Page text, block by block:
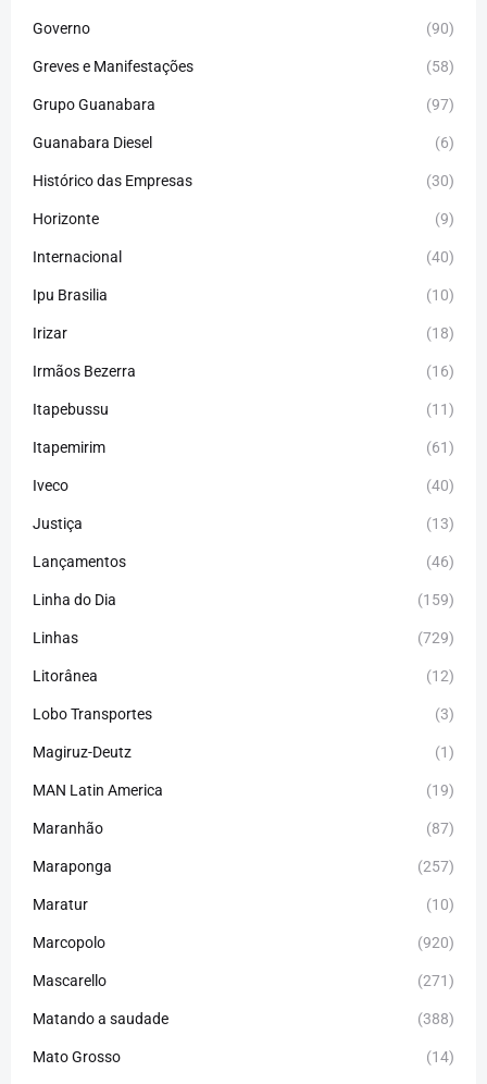
Governo (90)
Greves e Manifestações (58)
Grupo Guanabara (97)
Guanabara Diesel (6)
Histórico das Empresas (30)
Horizonte (9)
Internacional (40)
Ipu Brasilia (10)
Irizar (18)
Irmãos Bezerra (16)
Itapebussu (11)
Itapemirim (61)
Iveco (40)
Justiça (13)
Lançamentos (46)
Linha do Dia (159)
Linhas (729)
Litorânea (12)
Lobo Transportes (3)
Magiruz-Deutz (1)
MAN Latin America (19)
Maranhão (87)
Maraponga (257)
Maratur (10)
Marcopolo (920)
Mascarello (271)
Matando a saudade (388)
Mato Grosso (14)